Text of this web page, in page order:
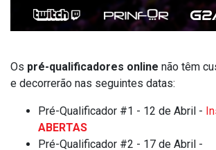
Os pré-qualificadores online não têm
e decorrerão nas seguintes datas:
Pré-Qualificador #1 - 12 de Abril -
ABERTAS
Pré-Qualificador #2 - 17 de Abril -